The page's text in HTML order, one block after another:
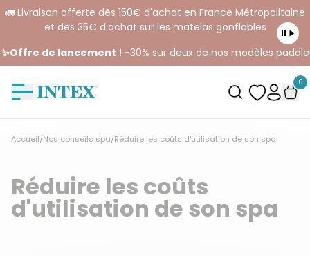
🚛 Livraison offerte dès 150€ d'achat en France Métropolitaine
et dès 35€ d'achat sur les matelas gonflables
✨Offre de lancement ! -30% sur deux de nos modèles paddle
0
Accueil/Nos conseils spa/Réduire les coûts d'utilisation de son spa
Réduire les coûts
d'utilisation de son spa